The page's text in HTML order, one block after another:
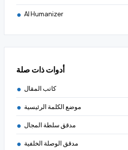
AI Humanizer
أدوات ذات صلة
كاتب المقال
موضع الكلمة الرئيسية
مدقق سلطة المجال
مدقق الوصلة الخلفية